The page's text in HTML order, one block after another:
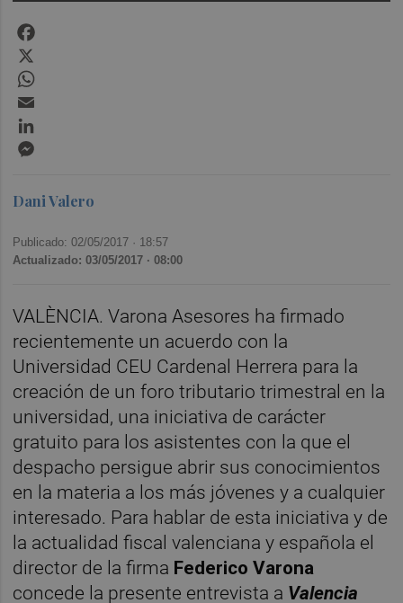
Dani Valero
Publicado: 02/05/2017 · 18:57
Actualizado: 03/05/2017 · 08:00
VALÈNCIA. Varona Asesores ha firmado
recientemente un acuerdo con la
Universidad CEU Cardenal Herrera para la
creación de un foro tributario trimestral en la
universidad, una iniciativa de carácter
gratuito para los asistentes con la que el
despacho persigue abrir sus conocimientos
en la materia a los más jóvenes y a cualquier
interesado. Para hablar de esta iniciativa y de
la actualidad fiscal valenciana y española el
director de la firma Federico Varona
concede la presente entrevista a Valencia